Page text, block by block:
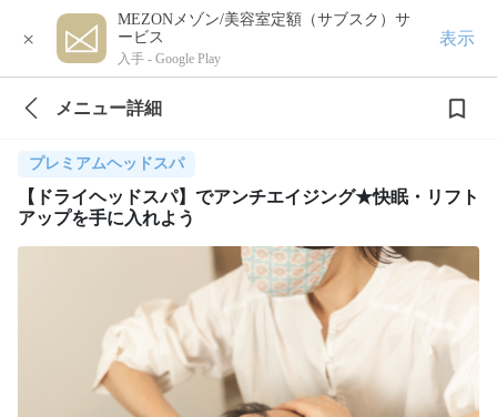
×
MEZONメゾン/美容室定額（サブスク）サ
ービス
入手 - Google Play
表示
メニュー詳細
プレミアムヘッドスパ
【ドライヘッドスパ】でアンチエイジング★快眠・リフト
アップを手に入れよう